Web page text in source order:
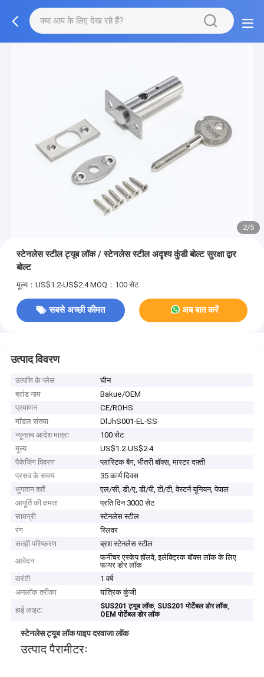
2/5
स्टेनलेस स्टील ट्यूब लॉक / स्टेनलेस स्टील अदृश्य कुंडी बोल्ट सुरक्षा द्वार
बोल्ट
मूल्य：US$1.2-US$2.4 MOQ：100 सेट
सबसे अच्छी कीमत अब बात करें
उत्पाद विवरण
उत्पत्ति के प्लेस
चीन
ब्रांड नाम
Bakue/OEM
प्रमाणन
CE/ROHS
मॉडल संख्या
DlJhS001-EL-SS
न्यूनतम आदेश मात्रा
100 सेट
मूल्य
US$1.2-US$2.4
पैकेजिंग विवरण
प्लास्टिक बैग, भीतरी बॉक्स, मास्टर दफ़्ती
प्रसव के समय
35 कार्य दिवस
भुगतान शर्तें
एल/सी, डी/ए, डी/पी, टी/टी, वेस्टर्न यूनियन, पेपाल
आपूर्ति की क्षमता
प्रति दिन 3000 सेट
सामग्री
स्टेनलेस स्टील
रंग
स्लिवर
सतही परिष्करण
ब्रश स्टेनलेस स्टील
आवेदन
फर्नीचर एस्केप हॉलवे, इलेक्ट्रिक बॉक्स लॉक के लिए
फायर डोर लॉक
वारंटी
1 वर्ष
अनलॉक तरीका
यांत्रिक कुंजी
हाई लाइट:
SUS201 ट्यूब लॉक, SUS201 पोर्टेबल डोर लॉक,
OEM पोर्टेबल डोर लॉक
स्टेनलेस ट्यूब लॉक पाइप दरवाजा लॉक
उत्पाद पैरामीटरः